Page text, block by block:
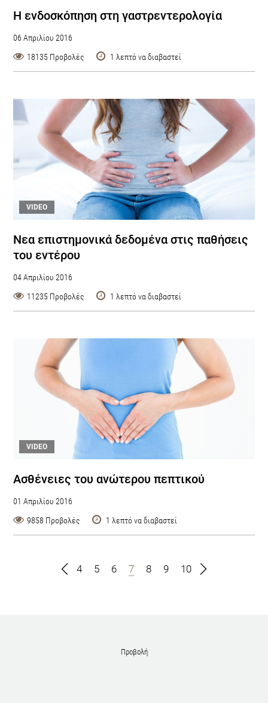
Η ενδοσκόπηση στη γαστρεντερολογία
06 Απριλίου 2016
18135 Προβολές
1 λεπτό να διαβαστεί
VIDEO
Νεα επιστημονικά δεδομένα στις παθήσεις
του εντέρου
04 Απριλίου 2016
11235 Προβολές
1 λεπτό να διαβαστεί
VIDEO
Ασθένειες του ανώτερου πεπτικού
01 Απριλίου 2016
9858 Προβολές
1 λεπτό να διαβαστεί
4 5 6 7 8 9 10
Προβολή